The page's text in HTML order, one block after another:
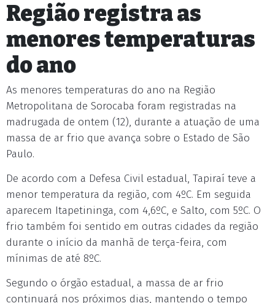
Região registra as
menores temperaturas
do ano
As menores temperaturas do ano na Região
Metropolitana de Sorocaba foram registradas na
madrugada de ontem (12), durante a atuação de uma
massa de ar frio que avança sobre o Estado de São
Paulo.
De acordo com a Defesa Civil estadual, Tapiraí teve a
menor temperatura da região, com 4ºC. Em seguida
aparecem Itapetininga, com 4,6ºC, e Salto, com 5ºC. O
frio também foi sentido em outras cidades da região
durante o início da manhã de terça-feira, com
mínimas de até 8ºC.
Segundo o órgão estadual, a massa de ar frio
continuará nos próximos dias, mantendo o tempo